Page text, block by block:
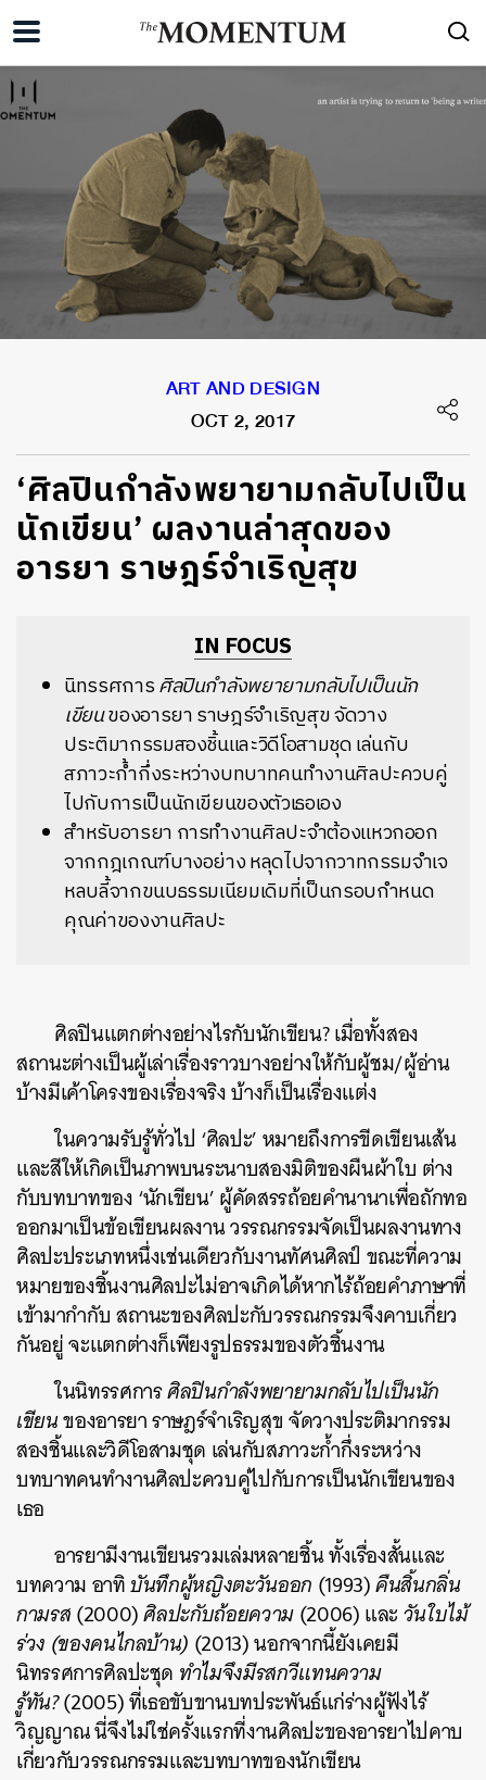
ART AND DESIGN
OCT 2, 2017
‘ศิลปินกำลังพยายามกลับไปเป็น
นักเขียน’ ผลงานล่าสุดของ
อารยา ราษฎร์จำเริญสุข
IN FOCUS
นิทรรศการศิลปินกำลังพยายามกลับไปเป็นนัก
เขียนของอารยา ราษฎร์จำเริญสุข จัดวาง
ประติมากรรมสองชิ้นและวิดีโอสามชุด เล่นกับ
สภาวะก้ำกึ่งระหว่างบทบาทคนทำงานศิลปะควบคู่
ไปกับการเป็นนักเขียนของตัวเธอเอง
สำหรับอารยา การทำงานศิลปะจำต้องแหวกออก
จากกฎเกณฑ์บางอย่าง หลุดไปจากวาทกรรมจำเจ
หลบลี้จากขนบธรรมเนียมเดิมที่เป็นกรอบกำหนด
คุณค่าของงานศิลปะ
ศิลปินแตกต่างอย่างไรกับนักเขียน? เมื่อทั้งสอง
สถานะต่างเป็นผู้เล่าเรื่องราวบางอย่างให้กับผู้ชม/ผู้อ่าน
บ้างมีเค้าโครงของเรื่องจริง บ้างก็เป็นเรื่องแต่ง
ในความรับรู้ทั่วไป ‘ศิลปะ’ หมายถึงการขีดเขียนเส้น
และสีให้เกิดเป็นภาพบนระนาบสองมิติของผืนผ้าใบ ต่าง
กับบทบาทของ ‘นักเขียน’ ผู้คัดสรรถ้อยคำนานาเพื่อถักทอ
ออกมาเป็นข้อเขียนผลงาน วรรณกรรมจัดเป็นผลงานทาง
ศิลปะประเภทหนึ่งเช่นเดียวกับงานทัศนศิลป์ ขณะที่ความ
หมายของชิ้นงานศิลปะไม่อาจเกิดได้หากไร้ถ้อยคำภาษาที่
เข้ามากำกับ สถานะของศิลปะกับวรรณกรรมจึงคาบเกี่ยว
กันอยู่ จะแตกต่างก็เพียงรูปธรรมของตัวชิ้นงาน
ในนิทรรศการศิลปินกำลังพยายามกลับไปเป็นนัก
เขียนของอารยา ราษฎร์จำเริญสุข จัดวางประติมากรรม
สองชิ้นและวิดีโอสามชุด เล่นกับสภาวะก้ำกึ่งระหว่าง
บทบาทคนทำงานศิลปะควบคู่ไปกับการเป็นนักเขียนของ
เธอ
อารยามีงานเขียนรวมเล่มหลายชิ้น ทั้งเรื่องสั้นและ
บทความ อาทิบันทึกผู้หญิงตะวันออก (1993)คืนสิ้นกลิ่น
กามรส(2000)ศิลปะกับถ้อยความ(2006) และวันใบไม้
ร่วง (ของคนไกลบ้าน) (2013) นอกจากนี้ยังเคยมี
นิทรรศการศิลปะชุด ทำไมจึงมีรสกวีแทนความ
รู้ทัน?(2005) ที่เธอขับขานบทประพันธ์แก่ร่างผู้ฟังไร้
วิญญาณ นี่จึงไม่ใช่ครั้งแรกที่งานศิลปะของอารยาไปคาบ
เกี่ยวกับวรรณกรรมและบทบาทของนักเขียน